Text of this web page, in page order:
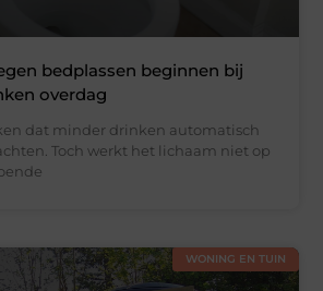
bedplassen beginnen bij
overdag
dat minder drinken automatisch
Toch werkt het lichaam niet op
WONING EN TUIN